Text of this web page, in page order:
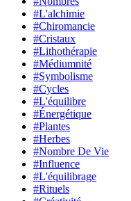
#L'alchimie
#Chiromancie
#Cristaux
#Lithothérapie
#Médiumnité
#Symbolisme
#Cycles
#L'équilibre
#Énergétique
#Plantes
#Herbes
#Nombre De Vie
#Influence
#L'équilibrage
#Rituels